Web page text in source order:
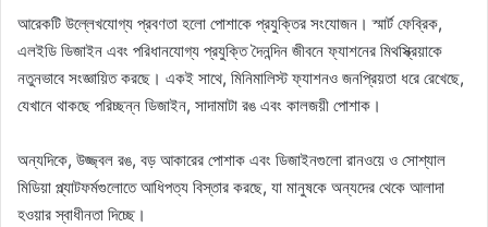
আরেকটি উল্লেখযোগ্য প্রবণতা হলো পোশাকে প্রযুক্তির সংযোজন। স্মার্ট ফেব্রিক,
এলইডি ডিজাইন এবং পরিধানযোগ্য প্রযুক্তি দৈনন্দিন জীবনে ফ্যাশনের মিথস্ক্রিয়াকে
নতুনভাবে সংজ্ঞায়িত করছে। একই সাথে, মিনিমালিস্ট ফ্যাশনও জনপ্রিয়তা ধরে রেখেছে,
যেখানে থাকছে পরিচ্ছন্ন ডিজাইন, সাদামাটা রঙ এবং কালজয়ী পোশাক।
অন্যদিকে, উজ্জ্বল রঙ, বড় আকারের পোশাক এবং ডিজাইনগুলো রানওয়ে ও সোশ্যাল
মিডিয়া প্ল্যাটফর্মগুলোতে আধিপত্য বিস্তার করছে, যা মানুষকে অন্যদের থেকে আলাদা
হওয়ার স্বাধীনতা দিচ্ছে।